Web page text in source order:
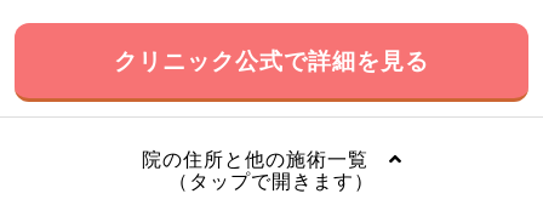
クリニック公式で詳細を見る
院の住所と他の施術一覧
（タップで開きます）